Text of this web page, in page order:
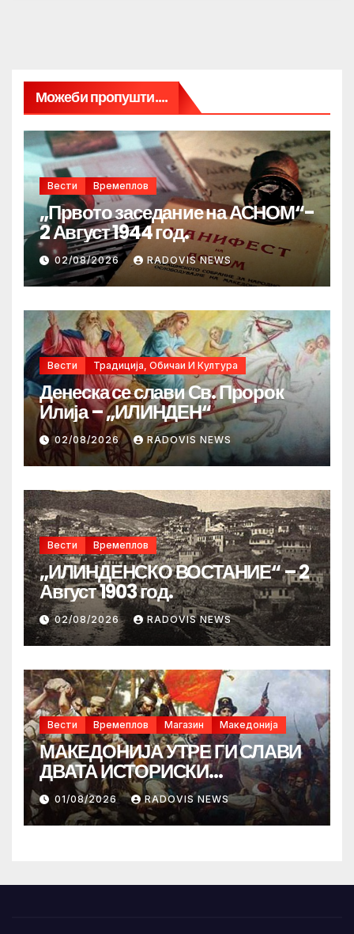
Можеби пропушти....
Вести Времеплов
„Првото заседание на АСНОМ“-
2 Август 1944 год.
02/08/2026 RADOVIS NEWS
Вести Традиција, Обичаи И Култура
Денеска се слави Св. Пророк
Илија – „ИЛИНДЕН“
02/08/2026 RADOVIS NEWS
Вести Времеплов
„ИЛИНДЕНСКО ВОСТАНИЕ“ – 2
Август 1903 год.
02/08/2026 RADOVIS NEWS
Вести Времеплов Магазин Македонија
МАКЕДОНИЈА УТРЕ ГИ СЛАВИ
ДВАТА ИСТОРИСКИ
ИЛИНДЕНА!
01/08/2026 RADOVIS NEWS